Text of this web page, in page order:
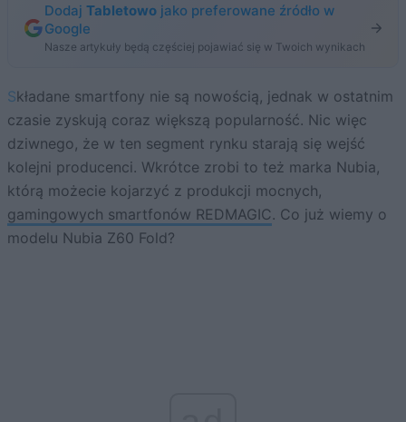
Dodaj Tabletowo jako preferowane źródło w
Google
Nasze artykuły będą częściej pojawiać się w Twoich wynikach
Składane smartfony nie są nowością, jednak w ostatnim
czasie zyskują coraz większą popularność. Nic więc
dziwnego, że w ten segment rynku starają się wejść
kolejni producenci. Wkrótce zrobi to też marka Nubia,
którą możecie kojarzyć z produkcji mocnych,
gamingowych smartfonów REDMAGIC. Co już wiemy o
modelu Nubia Z60 Fold?